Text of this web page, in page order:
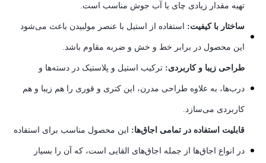
تهیه مقدار زیادی چای یا آب جوش مناسب است.
ساختار با کیفیت: استفاده از استیل با عنصر مولبیدن باعث می‌شود
این محصول در برابر خط و خش و ضربه مقاوم باشد.
طراحی زیبا و کاربردی: ترکیب استیل و پلاستیک در دسته‌ها و
درب‌ها، به علاوه طراحی مدرن، این کتری و قوری را هم زیبا و هم
کاربردی می‌سازد.
قابلیت استفاده در تمامی اجاق‌ها: این محصول مناسب برای استفاده
در انواع اجاق‌ها از جمله اجاق‌های القایی است، که آن را بسیار